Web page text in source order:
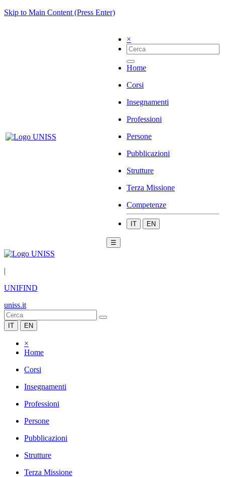
Skip to Main Content (Press Enter)
×
Home
Corsi
Insegnamenti
Professioni
Persone
Pubblicazioni
Strutture
Terza Missione
Competenze
IT EN
☰
|
UNIFIND
uniss.it
IT EN
×
Home
Corsi
Insegnamenti
Professioni
Persone
Pubblicazioni
Strutture
Terza Missione